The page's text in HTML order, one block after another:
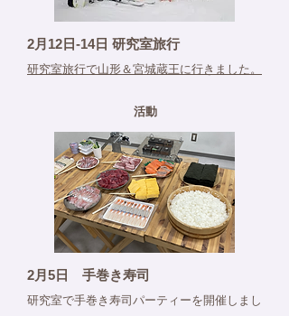
2月12日-14日 研究室旅行
研究室旅行で山形＆宮城蔵王に行きました。
活動
2月5日 手巻き寿司
​研究室で手巻き寿司パーティーを開催しまし